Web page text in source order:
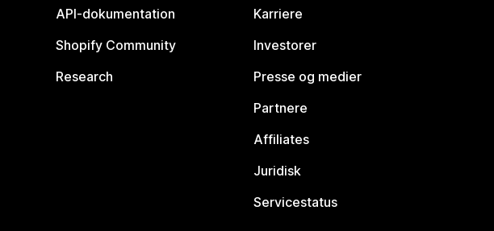
API-dokumentation
Shopify Community
Research
Karriere
Investorer
Presse og medier
Partnere
Affiliates
Juridisk
Servicestatus